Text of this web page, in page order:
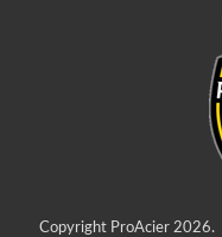
Copyright ProAcier 2026.